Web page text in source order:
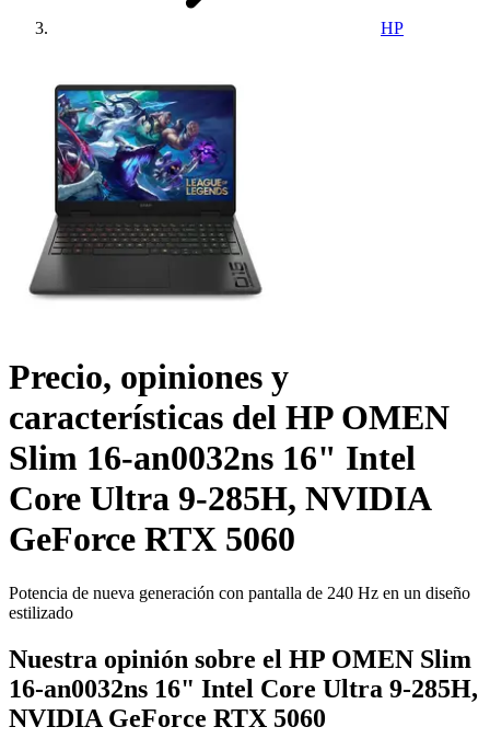
HP
Precio, opiniones y
características del HP OMEN
Slim 16-an0032ns 16" Intel
Core Ultra 9-285H, NVIDIA
GeForce RTX 5060
Potencia de nueva generación con pantalla de 240 Hz en un diseño
estilizado
Nuestra opinión sobre el HP OMEN Slim
16-an0032ns 16" Intel Core Ultra 9-285H,
NVIDIA GeForce RTX 5060